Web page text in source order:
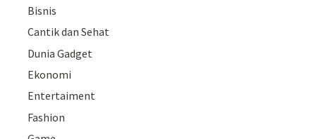
Bisnis
Cantik dan Sehat
Dunia Gadget
Ekonomi
Entertaiment
Fashion